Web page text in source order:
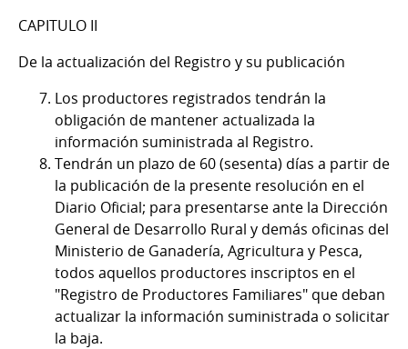
CAPITULO II
De la actualización del Registro y su publicación
Los productores registrados tendrán la
obligación de mantener actualizada la
información suministrada al Registro.
Tendrán un plazo de 60 (sesenta) días a partir de
la publicación de la presente resolución en el
Diario Oficial; para presentarse ante la Dirección
General de Desarrollo Rural y demás oficinas del
Ministerio de Ganadería, Agricultura y Pesca,
todos aquellos productores inscriptos en el
"Registro de Productores Familiares" que deban
actualizar la información suministrada o solicitar
la baja.